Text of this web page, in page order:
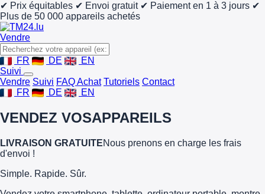
✔ Prix équitables ✔ Envoi gratuit ✔ Paiement en 1 à 3 jours ✔
Plus de 50 000 appareils achetés
Vendre
FR DE
EN
Suivi
Vendre Suivi FAQ Achat Tutoriels Contact
FR
DE EN
VENDEZ VOSAPPAREILS
LIVRAISON GRATUITENous prenons en charge les frais
d'envoi !
Simple. Rapide. Sûr.